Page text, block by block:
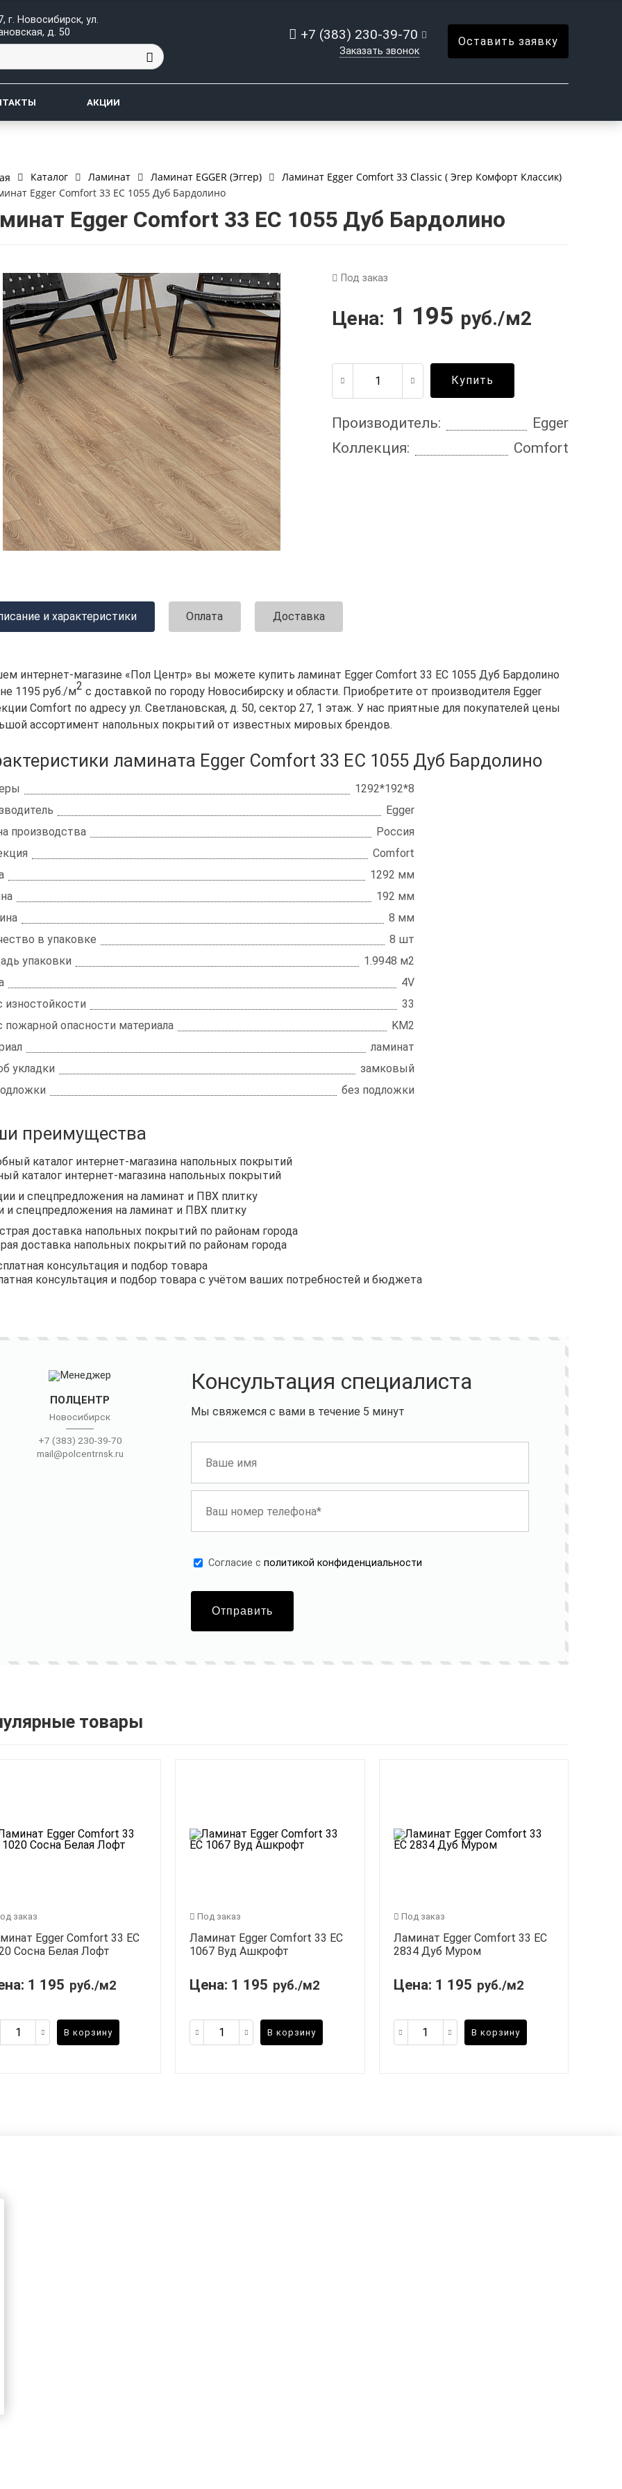
г. Новосибирск, ул.
д. 50
+7 (383) 230-39-70
Заказать звонок
Оставить заявку
АКЦИИ
Каталог Ламинат Ламинат EGGER (Эггер)
Ламинат Egger Comfort 33 Classic ( Эгер Комфорт Классик)
Egger Comfort 33 EC 1055 Дуб Бардолино
Egger Comfort 33 EC 1055 Дуб Бардолино
Под заказ
Цена: 1 195 руб./м2
Купить
Производитель:
Egger
Коллекция:
Comfort
и характеристики Оплата Доставка
интернет-магазине «Пол Центр» вы можете купить ламинат Egger Comfort 33 EC 1055 Дуб Бардолино
1195 руб./м2 с доставкой по городу Новосибирску и области. Приобретите от производителя Egger
Comfort по адресу ул. Светлановская, д. 50, сектор 27, 1 этаж. У нас приятные для покупателей цены
ассортимент напольных покрытий от известных мировых брендов.
ламината Egger Comfort 33 EC 1055 Дуб Бардолино
1292*192*8
Egger
производства
Россия
Comfort
1292 мм
192 мм
8 мм
в упаковке
8 шт
упаковки
1.9948 м2
4V
изностойкости
33
пожарной опасности материала
KM2
ламинат
укладки
замковый
без подложки
преимущества
каталог интернет-магазина напольных покрытий
и спецпредложения на ламинат и ПВХ плитку
доставка напольных покрытий по районам города
консультация и подбор товара с учётом ваших потребностей и бюджета
ПОЛЦЕНТР
Новосибирск
+7 (383) 230-39-70
mail@polcentrnsk.ru
Консультация специалиста
Мы свяжемся с вами в течение 5 минут
Cогласие с политикой конфиденциальности
Отправить
товары
заказ
Egger Comfort 33 EC
Сосна Белая Лофт
1 195 руб./м2
В корзину
Под заказ
Ламинат Egger Comfort 33 EC
1067 Вуд Ашкрофт
Цена: 1 195 руб./м2
В корзину
Под заказ
Ламинат Egger Comfort 33 EC
2834 Дуб Муром
Цена: 1 195 руб./м2
В корзину